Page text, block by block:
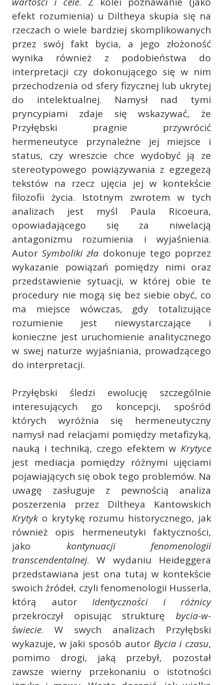
efekt rozumienia) u Diltheya skupia się na
rzeczach o wiele bardziej skomplikowanych
przez swój fakt bycia, a jego złożoność
wynika również z podobieństwa do
interpretacji czy dokonującego się w nim
przechodzenia od sfery fizycznej lub ukrytej
do intelektualnej. Namysł nad tymi
pryncypiami zdaje się wskazywać, że
Przyłębski pragnie przywrócić
hermeneutyce przynależne jej miejsce i
status, czy wreszcie chce wydobyć ją ze
stereotypowego powiązywania z egzegezą
tekstów na rzecz ujęcia jej w kontekście
filozofii życia. Istotnym zwrotem w tych
analizach jest myśl Paula Ricoeura,
opowiadającego się za niwelacją
antagonizmu rozumienia i wyjaśnienia.
AutorSymboliki zła dokonuje tego poprzez
wykazanie powiązań pomiędzy nimi oraz
przedstawienie sytuacji, w której obie te
procedury nie mogą się bez siebie obyć, co
ma miejsce wówczas, gdy totalizujące
rozumienie jest niewystarczające i
konieczne jest uruchomienie analitycznego
w swej naturze wyjaśniania, prowadzącego
do interpretacji.
Przyłębski śledzi ewolucję szczególnie
interesujących go koncepcji, spośród
których wyróżnia się hermeneutyczny
namysł nad relacjami pomiędzy metafizyką,
nauką i techniką, czego efektem w Krytyce
jest mediacja pomiędzy różnymi ujęciami
pojawiających się obok tego problemów. Na
uwagę zasługuje z pewnością analiza
poszerzenia przez Diltheya Kantowskich
Krytyko krytykę rozumu historycznego, jak
również opis hermeneutyki faktyczności,
jako kontynuacji fenomenologii
transcendentalnej. W wydaniu Heideggera
przedstawiana jest ona tutaj w kontekście
swoich źródeł, czyli fenomenologii Husserla,
którą autor Identyczności i różnicy
przekroczył opisując strukturę bycia-w-
świecie. W swych analizach Przyłębski
wykazuje, w jaki sposób autor Bycia i czasu,
pomimo drogi, jaką przebył, pozostał
zawsze wierny przekonaniu o istotności